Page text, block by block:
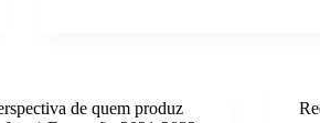
de quem produz